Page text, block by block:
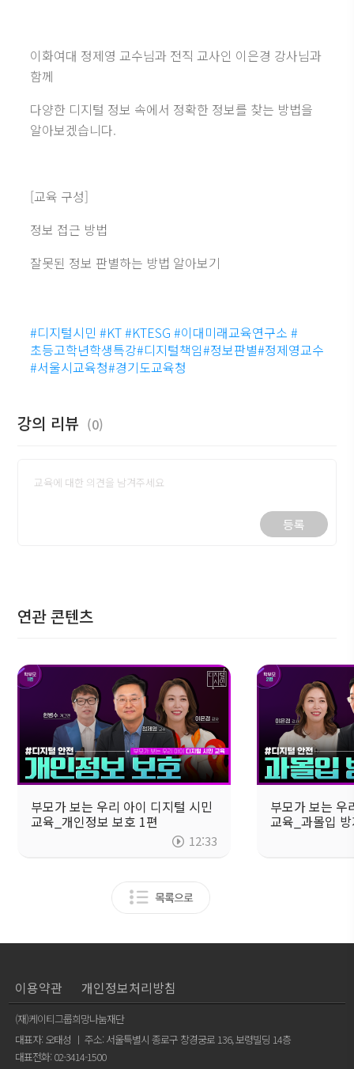
이화여대 정제영 교수님과 전직 교사인 이은경 강사님과
함께
다양한 디지털 정보 속에서 정확한 정보를 찾는 방법을
알아보겠습니다.
[교육 구성]
정보 접근 방법
잘못된 정보 판별하는 방법 알아보기
#디지털시민 #KT #KTESG #이대미래교육연구소 #
초등고학년학생특강#디지털책임#정보판별#정제영교수
#서울시교육청#경기도교육청
강의 리뷰 (0)
등록
연관 콘텐츠
부모가 보는 우리 아이 디지털 시민
교육_개인정보 보호 1편
12:33
부모가 보는 우
교육_과몰입
이용약관 개인정보처리방침
(재)케이티그룹희망나눔재단
대표자: 오태성 ㅣ 주소: 서울특별시 종로구 창경궁로 136, 보령빌딩 14층
대표전화: 02-3414-1500